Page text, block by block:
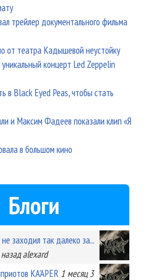
трейлер документального фильма
от театра Кадышевой неустойку
концерт Led Zeppelin
в Black Eyed Peas, чтобы стать
и Максим Фадеев показали клип «Я
в большом кино
Блоги
заходил так далеко за...
alexard
KA'APER 1 месяц 3